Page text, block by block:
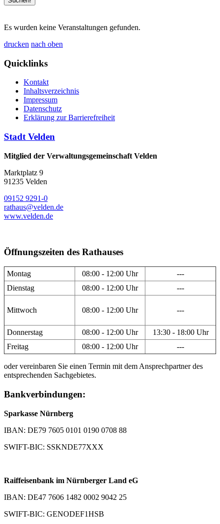
Es wurden keine Veranstaltungen gefunden.
drucken nach oben
Quicklinks
Kontakt
Inhaltsverzeichnis
Impressum
Datenschutz
Erklärung zur Barrierefreiheit
Stadt Velden
Mitglied der Verwaltungsgemeinschaft Velden
Marktplatz 9
91235 Velden
09152 9291-0
rathaus@velden.de
www.velden.de
Öffnungszeiten des Rathauses
Montag 08:00 - 12:00 Uhr
---
Dienstag
08:00 - 12:00 Uhr ---
Mittwoch 08:00 - 12:00 Uhr ---
Donnerstag 08:00 - 12:00 Uhr
13:30 - 18:00 Uhr
Freitag
08:00 - 12:00 Uhr ---
oder vereinbaren Sie einen Termin mit dem Ansprechpartner des
entsprechenden Sachgebietes.
Bankverbindungen:
Sparkasse Nürnberg
IBAN: DE79 7605 0101 0190 0708 88
SWIFT-BIC: SSKNDE77XXX
Raiffeisenbank im Nürnberger Land eG
IBAN: DE47 7606 1482 0002 9042 25
SWIFT-BIC: GENODEF1HSB